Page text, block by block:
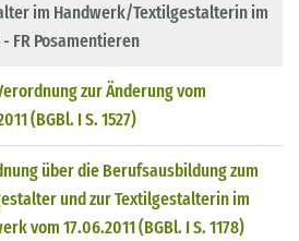
im Handwerk/Textilgestalterin im
FR Posamentieren
zur Änderung vom
(BGBl. I S. 1527)
über die Berufsausbildung zum
und zur Textilgestalterin im
vom 17.06.2011 (BGBl. I S. 1178)